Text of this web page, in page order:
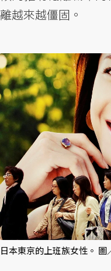
離越來越僵固。
日本東京的上班族女性。